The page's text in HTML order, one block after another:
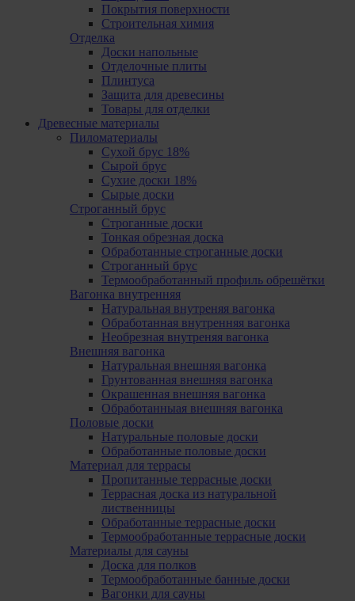
Покрытия поверхности
Строительная химия
Отделка
Доски напольные
Отделочные плиты
Плинтуса
Защита для древесины
Товары для отделки
Древесные материалы
Пиломатериалы
Сухой брус 18%
Сырой брус
Сухие доски 18%
Сырые доски
Cтроганный брус
Cтроганные доски
Тонкая обрезная доска
Обработанные строганные доски
Cтроганный брус
Термообработанный профиль обрешётки
Вагонка внутренняя
Натуральная внутреняя вагонка
Обработанная внутренняя вагонка
Необрезная внутреняя вагонка
Внешняя вагонка
Натуральная внешняя вагонка
Грунтованная внешняя вагонка
Oкрашенная внешняя вагонка
Обработанныая внешняя вагонка
Половые доски
Натуральные половые доски
Обработанные половые доски
Материал для террасы
Пропитанные террасные доски
Террасная доска из натуральной
лиственницы
Обработанные террасные доски
Термообработанные террасные доски
Mатериалы для сауны
Доска для полков
Термообработанные банные доски
Вагонки для сауны